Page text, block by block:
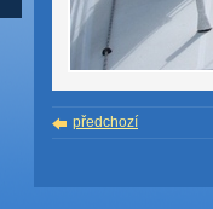
předchozí